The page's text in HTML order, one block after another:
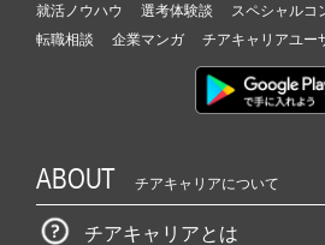
就活ノウハウ 選考体験談 スペシャルコ
転職相談
企業マンガ チアキャリアユー
ABOUT チアキャリアについて
チアキャリアとは